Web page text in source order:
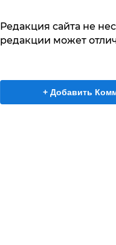
Редакция сайта не
редакции может
+ Добавить